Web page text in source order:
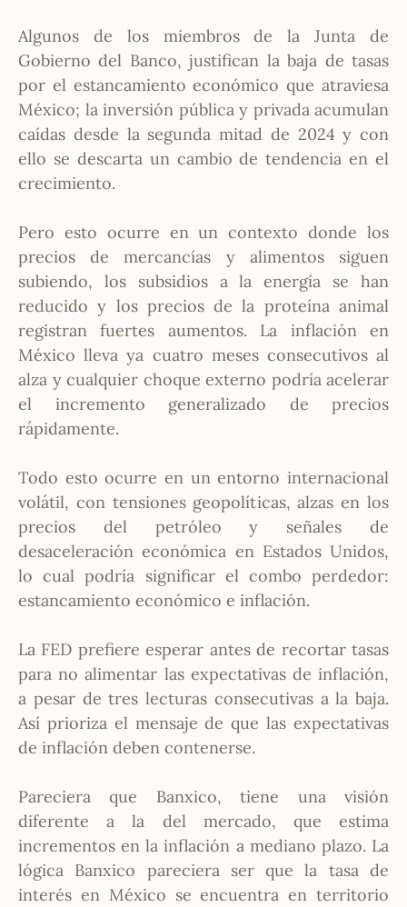
Algunos de los miembros de la Junta de
Gobierno del Banco, justifican la baja de tasas
por el estancamiento económico que atraviesa
México; la inversión pública y privada acumulan
caídas desde la segunda mitad de 2024 y con
ello se descarta un cambio de tendencia en el
crecimiento.
Pero esto ocurre en un contexto donde los
precios de mercancías y alimentos siguen
subiendo, los subsidios a la energía se han
reducido y los precios de la proteína animal
registran fuertes aumentos. La inflación en
México lleva ya cuatro meses consecutivos al
alza y cualquier choque externo podría acelerar
el incremento generalizado de precios
rápidamente.
Todo esto ocurre en un entorno internacional
volátil, con tensiones geopolíticas, alzas en los
precios del petróleo y señales de
desaceleración económica en Estados Unidos,
lo cual podría significar el combo perdedor:
estancamiento económico e inflación.
La FED prefiere esperar antes de recortar tasas
para no alimentar las expectativas de inflación,
a pesar de tres lecturas consecutivas a la baja.
Así prioriza el mensaje de que las expectativas
de inflación deben contenerse.
Pareciera que Banxico, tiene una visión
diferente a la del mercado, que estima
incrementos en la inflación a mediano plazo. La
lógica Banxico pareciera ser que la tasa de
interés en México se encuentra en territorio